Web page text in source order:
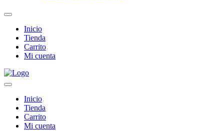
Inicio
Tienda
Carrito
Mi cuenta
Inicio
Tienda
Carrito
Mi cuenta